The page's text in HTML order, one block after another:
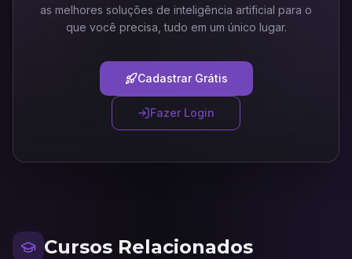
as melhores soluções de inteligência artificial para o
que você precisa, tudo em um único lugar.
Cadastrar Grátis
Fazer Login
Cursos Relacionados